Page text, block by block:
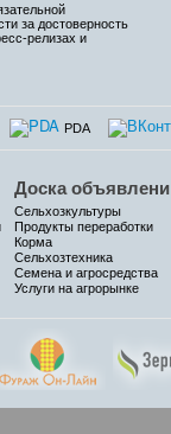
за достоверность
релизах и
PDA
Доска
Сельхозкультуры
Продукты переработки
Корма
Сельхозтехника
Семена и агросредства
Услуги на агрорынке